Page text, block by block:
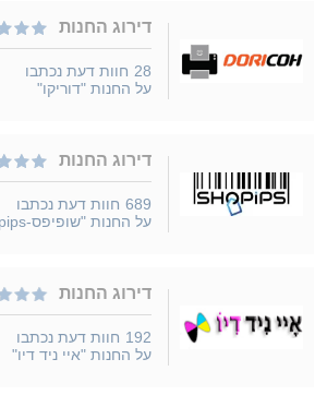
דירוג החנות
28 חוות דעת נכתבו
על החנות "דוריקו"
דירוג החנות
689 חוות דעת נכתבו
על החנות "שופיפס-Shopips"
דירוג החנות
192 חוות דעת נכתבו
על החנות "איי ניד דיו"